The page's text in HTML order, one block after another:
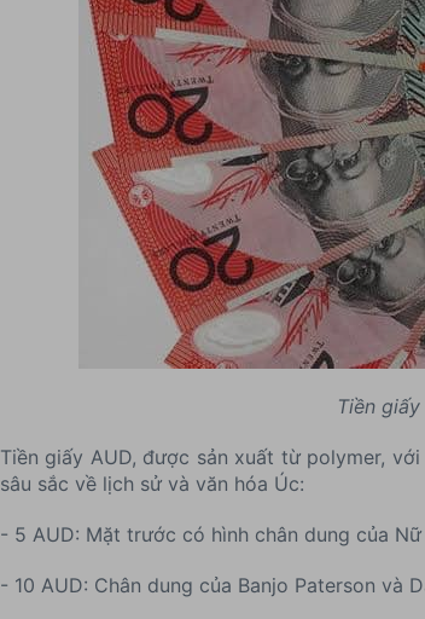
Tiền
Tiền giấy AUD, được sản xuất từ polymer,
sâu sắc về lịch sử và văn hóa Úc:
- 5 AUD: Mặt trước có hình chân dung của
- 10 AUD: Chân dung của Banjo Paterson và